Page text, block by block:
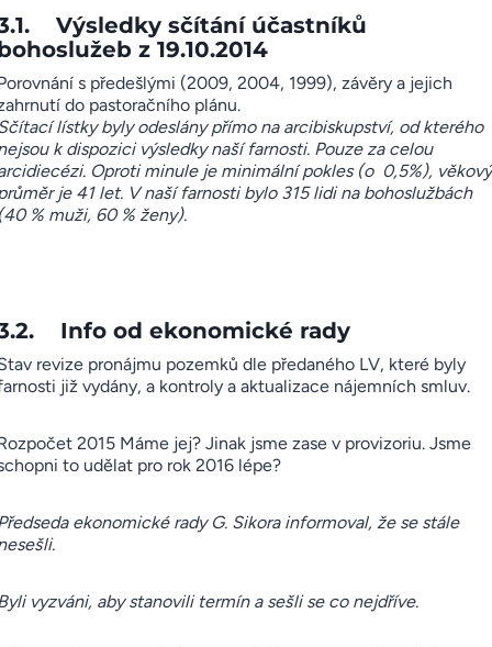
Výsledky sčítání účastníků
z 19.10.2014
s předešlými (2009, 2004, 1999), závěry a jejich
do pastoračního plánu.
lístky byly odeslány přímo na arcibiskupství, od kterého
k dispozici výsledky naší farnosti. Pouze za celou
Oproti minule je minimální pokles (o 0,5%), věkový
je 41 let. V naší farnosti bylo 315 lidi na bohoslužbách
% muži, 60 % ženy).
Info od ekonomické rady
revize pronájmu pozemků dle předaného LV, které byly
již vydány, a kontroly a aktualizace nájemních smluv.
2015 Máme jej? Jinak jsme zase v provizoriu. Jsme
to udělat pro rok 2016 lépe?
ekonomické rady G. Sikora informoval, že se stále
vyzváni, aby stanovili termín a sešli se co nejdříve.